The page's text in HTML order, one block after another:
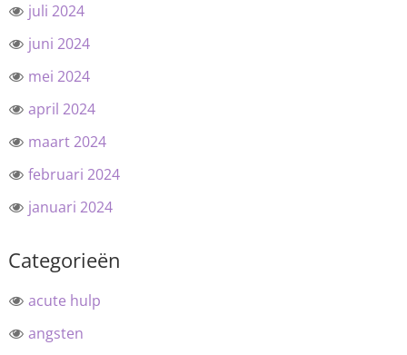
juli 2024
juni 2024
mei 2024
april 2024
maart 2024
februari 2024
januari 2024
Categorieën
acute hulp
angsten